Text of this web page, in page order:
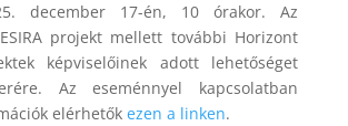
december 17-én, 10 órakor. Az
projekt mellett további Horizont
képviselőinek adott lehetőséget
Az eseménnyel kapcsolatban
elérhetőkezen a linken.